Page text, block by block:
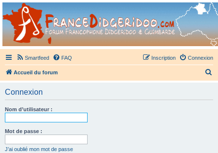
France Didgeridoo
Didgeridoo et Guimbarde sur France Didgeridoo - retrouvez la communauté.
Smartfeed FAQ Connexion
Inscription
Accueil du forum
Connexion
Nom d’utilisateur :
Mot de passe :
J’ai oublié mon mot de passe